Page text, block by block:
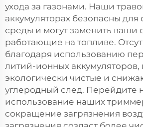
ухода за газонами. Наши
аккумуляторах безопасны
среды и могут заменить ваши
работающие на топливе.
благодаря использованию
литий-ионных
экологически чистые и
углеродный след. Перейдите
использование наших
сокращение загрязнения